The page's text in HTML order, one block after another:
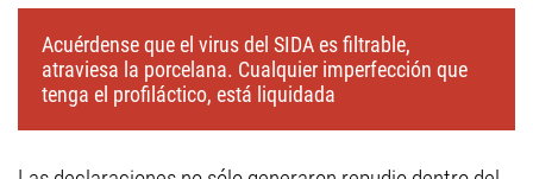
Acuérdense que el virus del SIDA es filtrable,
atraviesa la porcelana. Cualquier imperfección que
tenga el profiláctico, está liquidada